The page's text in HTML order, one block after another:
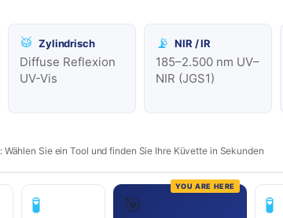
🥁 Zylindrisch
Diffuse Reflexion
UV-Vis
📡 NIR / IR
185–2.500 nm UV–
NIR (JGS1)
: Wählen Sie ein Tool und finden Sie Ihre Küvette in Sekunden
🧪 🎯 🧪